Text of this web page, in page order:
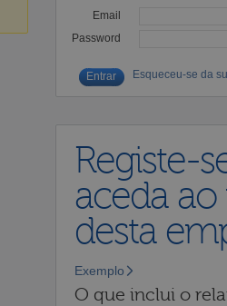
Email
Password
Esqueceu-se da
Registe-
aceda
desta
Exemplo
O que inclui o